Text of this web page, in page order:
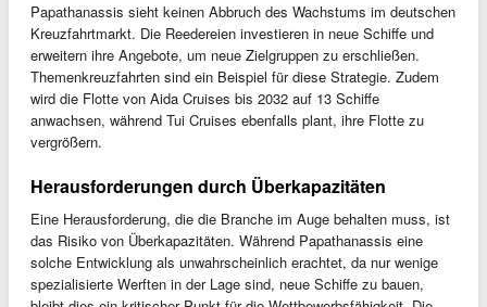
Papathanassis sieht keinen Abbruch des Wachstums im deutschen
Kreuzfahrtmarkt. Die Reedereien investieren in neue Schiffe und
erweitern ihre Angebote, um neue Zielgruppen zu erschließen.
Themenkreuzfahrten sind ein Beispiel für diese Strategie. Zudem
wird die Flotte von Aida Cruises bis 2032 auf 13 Schiffe
anwachsen, während Tui Cruises ebenfalls plant, ihre Flotte zu
vergrößern.
Herausforderungen durch Überkapazitäten
Eine Herausforderung, die die Branche im Auge behalten muss, ist
das Risiko von Überkapazitäten. Während Papathanassis eine
solche Entwicklung als unwahrscheinlich erachtet, da nur wenige
spezialisierte Werften in der Lage sind, neue Schiffe zu bauen,